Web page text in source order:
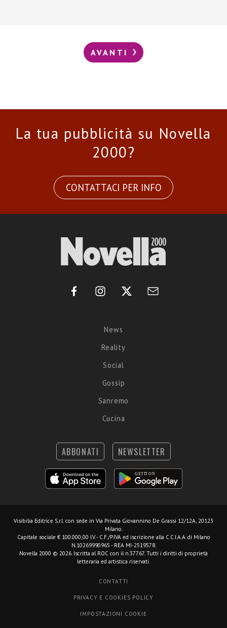
AVANTI
La tua pubblicità su Novella
2000?
CONTATTACI PER INFO
News
Reality
Social
Gossip
Sanremo
Cucina
ABBONATI NEWSLETTER
Visibilia Editrice S.r.l. con sede in Via Privata Giovannino De Grassi 12/12A, 20123
Milano.
Capitale sociale € 100.000,00 I.V. - C.F./P.IVA ed iscrizione alla C.C.I.A.A. di Milano
N.10269990965 - REA MI-2519578.
Novella 2000 © 2026. Iscritta al ROC con il n.37767. Tutti i diritti di proprietà
letteraria ed artistica riservati.
CONTATTI
PRIVACY E COOKIES POLICY
IMPOSTAZIONI COOKIE